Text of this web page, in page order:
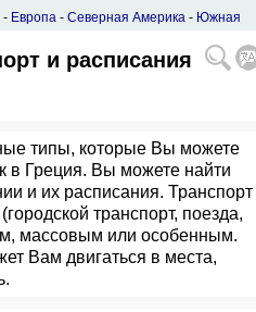
- Европа - Северная Америка - Южная
и расписания
типы, которые Вы можете
в Греция. Вы можете найти
и их расписания. Транспорт
транспорт, поезда,
массовым или особенным.
Вам двигаться в места,